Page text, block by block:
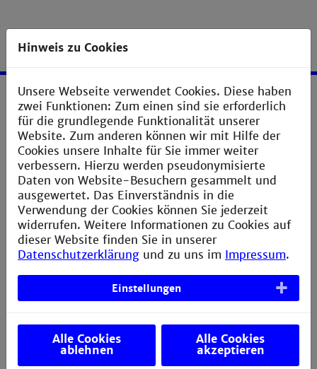
Service
Impressum
Erklärung zur Barrierefreiheit
Datenschutzerklärung
Sitemap
Anfahrt
Verbesserungsvorschlag melden
Kontakt
AStA der Technischen Hochschule Mannheim
Hinweis zu Cookies
Unsere Webseite verwendet Cookies. Diese haben
zwei Funktionen: Zum einen sind sie erforderlich
für die grundlegende Funktionalität unserer
Website. Zum anderen können wir mit Hilfe der
Cookies unsere Inhalte für Sie immer weiter
verbessern. Hierzu werden pseudonymisierte
Daten von Website-Besuchern gesammelt und
ausgewertet. Das Einverständnis in die
Verwendung der Cookies können Sie jederzeit
widerrufen. Weitere Informationen zu Cookies auf
dieser Website finden Sie in unserer
Datenschutzerklärung und zu uns im Impressum.
Einstellungen
Alle Cookies
ablehnen
Alle Cookies
akzeptieren